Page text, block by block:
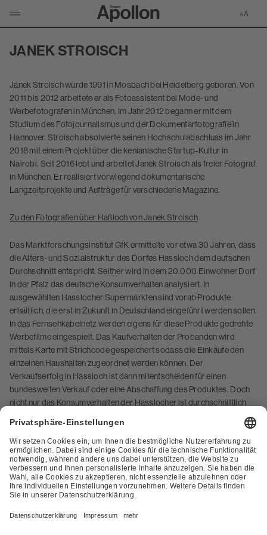
KLICKEN UM NAVIGATION ZU ÖFFNEN/SCHLIESSEN Zur
JANEK STROISCH
Janek Stroisch wurde 1991 in Mosbach bei Heidelberg geboren. Von
2011 bis 2012 arbeitete er als Fotoassistent bei Mode- und
Werbefotografen in München. Im Jahr 2012 begann er mit dem
Studium des Fotojournalismus und der Dokumentarfotografie in
Hannover. Stroisch absolvierte seinen Hochschulabschluss im Jahr
2018 mit einem Projekt über die kenianische Startup-Kultur in
Nairobi. Seit 2016 lebt und arbeitet Janek Stroisch als freier Fotograf
in München. Er realisiert vorwiegend dokumentarische
Langzeitprojekte und Aufträge für verschiedene Magazine.
Zu den Fotografien über Haßloch von Janek Stroisch
Das Marktforschungsinstitut GfK ermittelte vor etwa 30 Jahren, dass
die Alters- und Sozialstruktur des Dorfes Hassloch dem deutschen
Durchschnitt entspricht. Seither wird in dem 20.000 Einwohner Dorf
in der Pfalz das deutsche Konsumverhalten analysiert. In
ausgewählten Hasslocher Supermärkten sind vorab Produkte
erhältlich, die erst in Zukunft in Deutschland eingeführt werden sollen.
In das Fernsehkabelnetz werden eigens für diese Produkte gedrehte
Werbefilme eingespielt. Das Kaufverhalten der Probanden wird
mittels Karte mit Strichcode gespeichert sodass die Einkäufe den
einzelnen Haushalten zugeordnet werden können. Der
Verkaufserfolg in Hassloch ist dann mitentscheiden für einen
bundesweiten Verkauf oder eine Abschaffung des Produktes. Doch
nicht nur das Konsumverhalten der Hasslocher ist durchschnittlich
Ort ein zuverlässig, repräsentatives Stimmungsbild ab. Die Vielzahl
der Interessengruppen in dem Dorf, zeigt sich durch die hohe Anzahl
von Vereinen. So existieren neben dem Schäferhundverein und den
Aquarien-und Terrarienfreunden Hassloch noch etwa 120 weitere
Vereine. Das Dorf bietet wenig Gründe dieses als Einheimischer zu
verlassen, mit dem belebten Vereinsleben, einer gut ausgebauten
von Volksfesten kann man sich die Zeit in dem Testdorf problemlos